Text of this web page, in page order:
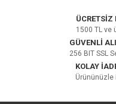
ÜCRETSİZ
1500 TL ve
GÜVENLİ
256 BIT SSL
KOLAY
Ürününüzle